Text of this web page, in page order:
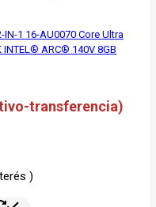
IN-1 16-AU0070 Core Ultra
INTEL® ARC® 140V 8GB
transferencia)
)